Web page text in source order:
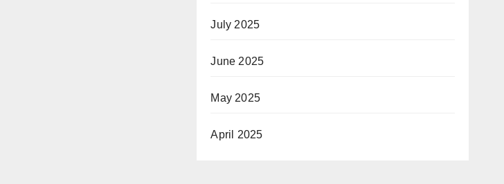
July 2025
June 2025
May 2025
April 2025